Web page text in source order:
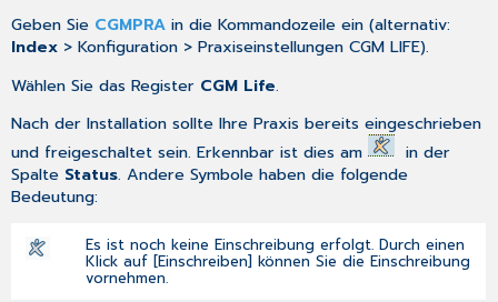
Zeilentypen
Register
Filter
Register
Einstellungen
Ärzte
Register
Register
Einstellungen
Geben Sie CGMPRA in die Kommandozeile ein (alternativ:
Index > Konfiguration > Praxiseinstellungen CGM LIFE).
Wählen Sie das Register CGM Life.
Nach der Installation sollte Ihre Praxis bereits eingeschrieben
und freigeschaltet sein. Erkennbar ist dies am
in der
Spalte Status. Andere Symbole haben die folgende
Bedeutung:
Es ist noch keine Einschreibung erfolgt. Durch einen
Klick auf [Einschreiben] können Sie die Einschreibung
vornehmen.